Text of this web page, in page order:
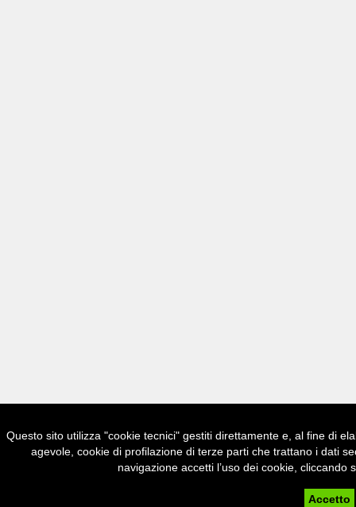
Questo sito utilizza "cookie tecnici" gestiti direttamente e, al fine di
agevole, cookie di profilazione di terze parti che trattano i dati
navigazione accetti l’uso dei cookie,
Accetto